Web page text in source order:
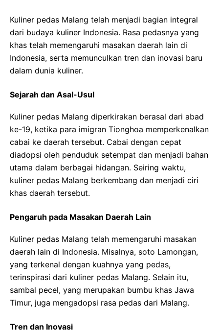
Kuliner pedas Malang telah menjadi bagian integral
dari budaya kuliner Indonesia. Rasa pedasnya yang
khas telah memengaruhi masakan daerah lain di
Indonesia, serta memunculkan tren dan inovasi baru
dalam dunia kuliner.
Sejarah dan Asal-Usul
Kuliner pedas Malang diperkirakan berasal dari abad
ke-19, ketika para imigran Tionghoa memperkenalkan
cabai ke daerah tersebut. Cabai dengan cepat
diadopsi oleh penduduk setempat dan menjadi bahan
utama dalam berbagai hidangan. Seiring waktu,
kuliner pedas Malang berkembang dan menjadi ciri
khas daerah tersebut.
Pengaruh pada Masakan Daerah Lain
Kuliner pedas Malang telah memengaruhi masakan
daerah lain di Indonesia. Misalnya, soto Lamongan,
yang terkenal dengan kuahnya yang pedas,
terinspirasi dari kuliner pedas Malang. Selain itu,
sambal pecel, yang merupakan bumbu khas Jawa
Timur, juga mengadopsi rasa pedas dari Malang.
Tren dan Inovasi